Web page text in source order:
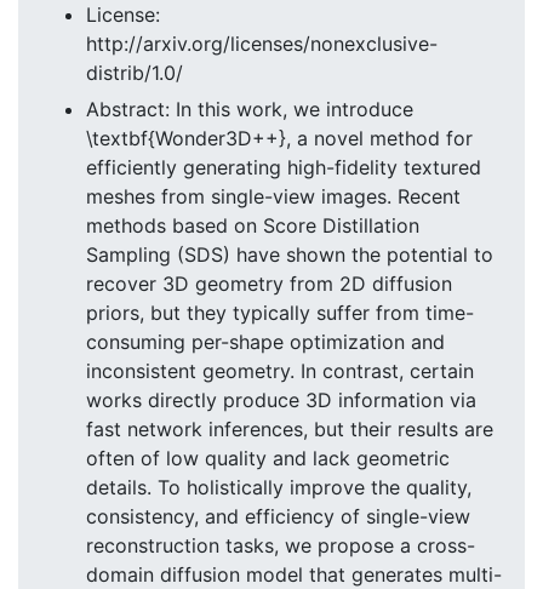
License:
http://arxiv.org/licenses/nonexclusive-
distrib/1.0/
Abstract: In this work, we introduce
\textbf{Wonder3D++}, a novel method for
efficiently generating high-fidelity textured
meshes from single-view images. Recent
methods based on Score Distillation
Sampling (SDS) have shown the potential to
recover 3D geometry from 2D diffusion
priors, but they typically suffer from time-
consuming per-shape optimization and
inconsistent geometry. In contrast, certain
works directly produce 3D information via
fast network inferences, but their results are
often of low quality and lack geometric
details. To holistically improve the quality,
consistency, and efficiency of single-view
reconstruction tasks, we propose a cross-
domain diffusion model that generates multi-